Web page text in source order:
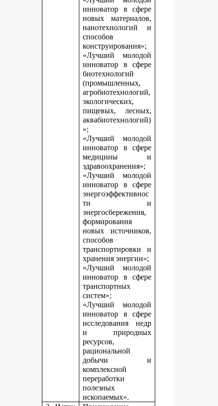
инноватор в сфере
новых материалов,
нанотехнологий и
способов
конструирования»;
«Лучший молодой
инноватор в сфере
биотехнологий
(промышленных,
агробиотехнологий,
экологических,
пищевых, лесных,
аквабиотехнологий)
»;
«Лучший молодой
инноватор в сфере
медицины и
здравоохранения»;
«Лучший молодой
инноватор в сфере
энергоэффективнос
ти и
энергосбережения,
формирования
новых источников,
способов
транспортировки и
хранения энергии»;
«Лучший молодой
инноватор в сфере
транспортных
систем»;
«Лучший молодой
инноватор в сфере
исследования недр
и природных
ресурсов,
рациональной
добычи и
комплексной
переработки
полезных
ископаемых».